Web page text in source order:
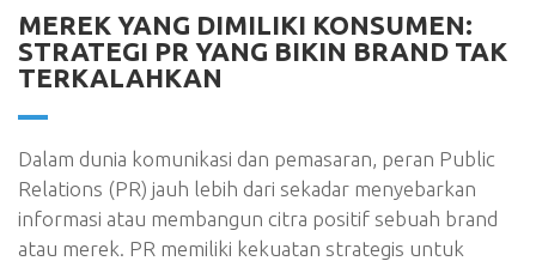
MEREK YANG DIMILIKI KONSUMEN:
STRATEGI PR YANG BIKIN BRAND TAK
TERKALAHKAN
Dalam dunia komunikasi dan pemasaran, peran Public
Relations (PR) jauh lebih dari sekadar menyebarkan
informasi atau membangun citra positif sebuah brand
atau merek. PR memiliki kekuatan strategis untuk